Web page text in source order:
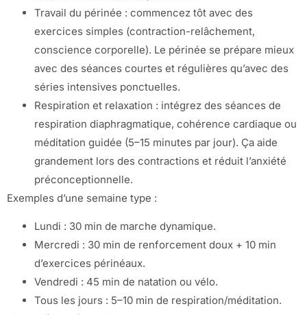
Travail du périnée : commencez tôt avec des
exercices simples (contraction-relâchement,
conscience corporelle). Le périnée se prépare mieux
avec des séances courtes et régulières qu’avec des
séries intensives ponctuelles.
Respiration et relaxation : intégrez des séances de
respiration diaphragmatique, cohérence cardiaque ou
méditation guidée (5–15 minutes par jour). Ça aide
grandement lors des contractions et réduit l’anxiété
préconceptionnelle.
Exemples d’une semaine type :
Lundi : 30 min de marche dynamique.
Mercredi : 30 min de renforcement doux + 10 min
d’exercices périnéaux.
Vendredi : 45 min de natation ou vélo.
Tous les jours : 5–10 min de respiration/méditation.